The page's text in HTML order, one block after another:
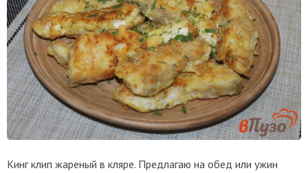
Кинг клип жареный в кляре. Предлагаю на обед или ужин